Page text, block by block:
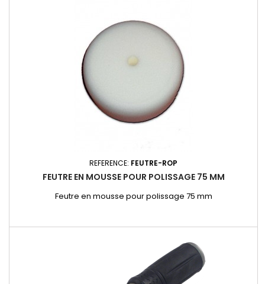
REFERENCE: FEUTRE-ROP
FEUTRE EN MOUSSE POUR POLISSAGE 75 MM
Feutre en mousse pour polissage 75 mm